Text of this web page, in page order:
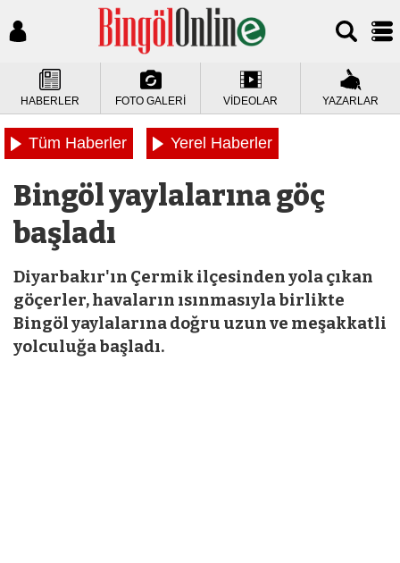
HABERLER FOTO GALERİ VİDEOLAR YAZARLAR
Tüm Haberler Yerel Haberler
Bingöl yaylalarına göç
başladı
Diyarbakır'ın Çermik ilçesinden yola çıkan
göçerler, havaların ısınmasıyla birlikte
Bingöl yaylalarına doğru uzun ve meşakkatli
yolculuğa başladı.